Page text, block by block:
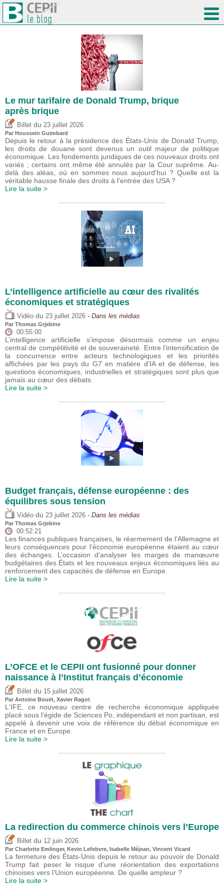
Le mur tarifaire de Donald Trump, brique
après brique
Billet du 23 juillet 2026
Par Houssein Guimbard
Depuis le retour à la présidence des États-Unis de Donald Trump,
les droits de douane sont devenus un outil majeur de politique
économique. Les fondements juridiques de ces nouveaux droits ont
variés ; certains ont même été annulés par la Cour suprême. Au-
delà des aléas, où en sommes nous aujourd'hui ? Quelle est la
véritable hausse finale des droits à l'entrée des USA ?
Lire la suite >
L’intelligence artificielle au cœur des rivalités
économiques et stratégiques
Vidéo du 23 juillet 2026 - Dans les médias
Par Thomas Grjebine
00:55:00
L’intelligence artificielle s’impose désormais comme un enjeu
central de compétitivité et de souveraineté. Entre l’intensification de
la concurrence entre acteurs technologiques et les priorités
affichées par les pays du G7 en matière d’IA et de défense, les
questions économiques, industrielles et stratégiques sont plus que
jamais au cœur des débats.
Lire la suite >
Budget français, défense européenne : des
équilibres sous tension
Vidéo du 23 juillet 2026 - Dans les médias
Par Thomas Grjebine
00:52:21
Les finances publiques françaises, le réarmement de l’Allemagne et
leurs conséquences pour l’économie européenne étaient au cœur
des échanges. L’occasion d’analyser les marges de manœuvre
budgétaires des États et les nouveaux enjeux économiques liés au
renforcement des capacités de défense en Europe.
Lire la suite >
L’OFCE et le CEPII ont fusionné pour donner
naissance à l’Institut français d’économie
Billet du 15 juillet 2026
Par Antoine Bouët, Xavier Ragot
L'IFE, ce nouveau centre de recherche économique appliquée
placé sous l’égide de Sciences Po, indépendant et non partisan, est
appelé à devenir une voix de référence du débat économique en
France et en Europe.
Lire la suite >
La redirection du commerce chinois vers l’Europe
Billet du 12 juin 2026
Par Charlotte Emlinger, Kevin Lefebvre, Isabelle Méjean, Vincent Vicard
La fermeture des États-Unis depuis le retour au pouvoir de Donald
Trump fait peser le risque d’une réorientation des exportations
chinoises vers l’Union européenne. De quelle ampleur ?
Lire la suite >